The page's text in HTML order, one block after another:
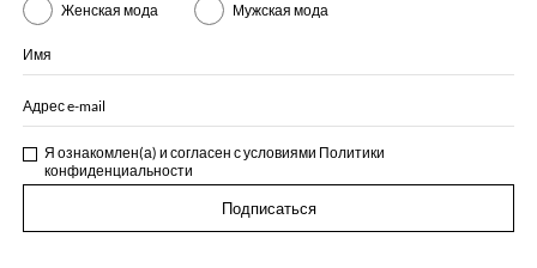
Женская мода Мужская мода
Имя
Адрес e-mail
Я ознакомлен(а) и согласен с условиями Политики
конфиденциальности
Подписаться